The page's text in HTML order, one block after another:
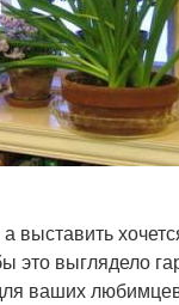
это выглядело
ваших